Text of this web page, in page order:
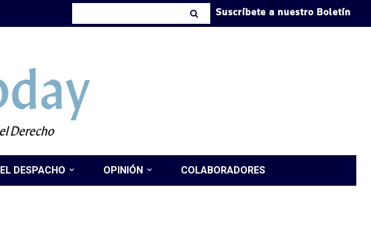
Suscríbete a nuestro Boletín
Derecho
DESPACHO OPINIÓN COLABORADORES